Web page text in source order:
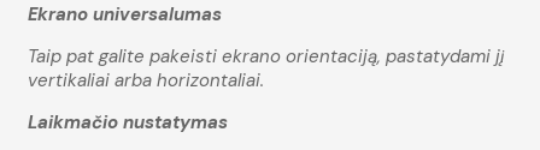
Ekrano universalumas
Taip pat galite pakeisti ekrano orientaciją, pastatydami jį
vertikaliai arba horizontaliai.
Laikmačio nustatymas